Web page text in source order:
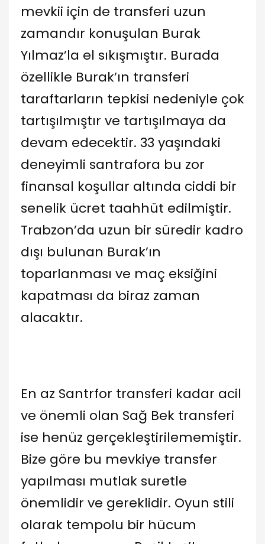
mevkii için de transferi uzun
zamandır konuşulan Burak
Yılmaz’la el sıkışmıştır. Burada
özellikle Burak’ın transferi
taraftarların tepkisi nedeniyle çok
tartışılmıştır ve tartışılmaya da
devam edecektir. 33 yaşındaki
deneyimli santrafora bu zor
finansal koşullar altında ciddi bir
senelik ücret taahhüt edilmiştir.
Trabzon’da uzun bir süredir kadro
dışı bulunan Burak’ın
toparlanması ve maç eksiğini
kapatması da biraz zaman
alacaktır.
En az Santrfor transferi kadar acil
ve önemli olan Sağ Bek transferi
ise henüz gerçekleştirilememiştir.
Bize göre bu mevkiye transfer
yapılması mutlak suretle
önemlidir ve gereklidir. Oyun stili
olarak tempolu bir hücum